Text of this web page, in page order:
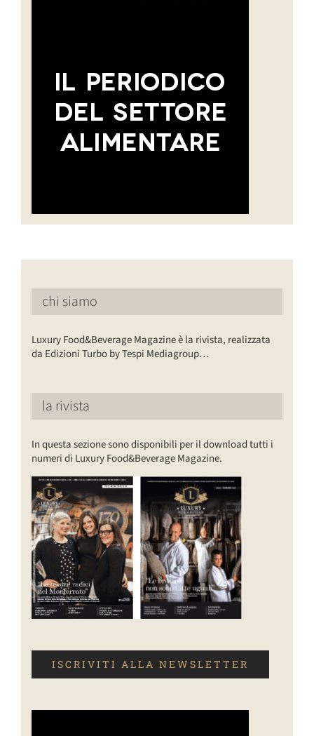
chi siamo
Luxury Food&Beverage Magazine è la rivista, realizzata
da Edizioni Turbo by Tespi Mediagroup…
la rivista
In questa sezione sono disponibili per il download tutti i
numeri di Luxury Food&Beverage Magazine.
ISCRIVITI ALLA NEWSLETTER